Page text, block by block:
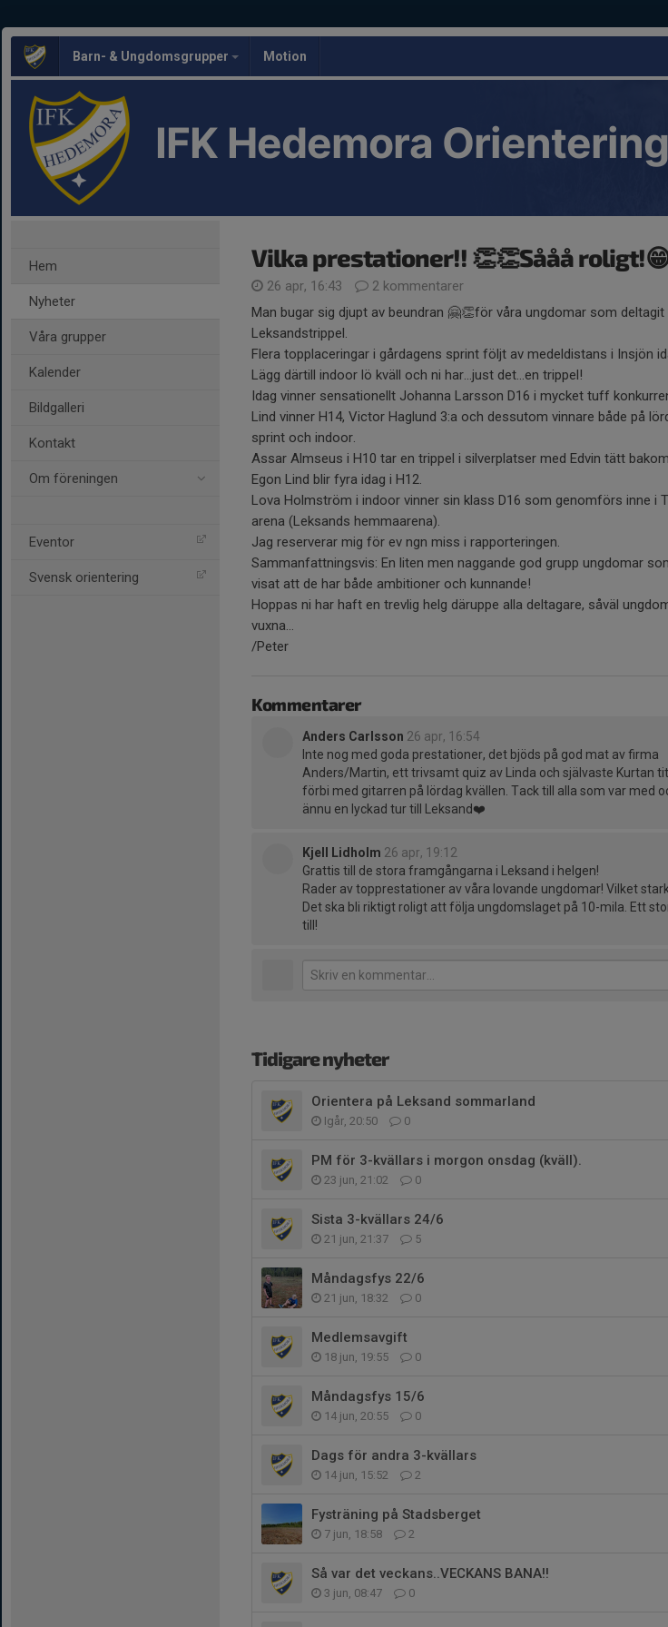
Barn- & Ungdomsgrupper Motion
IFK Hedemora
Hem
Nyheter
Våra grupper
Kalender
Bildgalleri
Kontakt
Om föreningen
Eventor
Svensk orientering
Vilka prestationer!! 👏👏Sååå
26 apr, 16:43
2 kommentarer
Man bugar sig djupt av beundran 🤗👏för våra ungdomar som deltagit
Leksandstrippel.
Flera topplaceringar i gårdagens sprint följt av medeldistans i Insjön
Lägg därtill indoor lö kväll och ni har…just det…en trippel!
Idag vinner sensationellt Johanna Larsson D16 i mycket tuff
Lind vinner H14, Victor Haglund 3:a och dessutom vinnare både på
sprint och indoor.
Assar Almseus i H10 tar en trippel i silverplatser med Edvin tätt
Egon Lind blir fyra idag i H12.
Lova Holmström i indoor vinner sin klass D16 som genomförs inne i
arena (Leksands hemmaarena).
Jag reserverar mig för ev ngn miss i rapporteringen.
Sammanfattningsvis: En liten men naggande god grupp ungdomar
visat att de har både ambitioner och kunnande!
Hoppas ni har haft en trevlig helg däruppe alla deltagare, såväl
vuxna…
/Peter
Kommentarer
Anders Carlsson 26 apr, 16:54
Inte nog med goda prestationer, det bjöds på god mat av firma
Anders/Martin, ett trivsamt quiz av Linda och självaste Kurtan
förbi med gitarren på lördag kvällen. Tack till alla som var med
ännu en lyckad tur till Leksand❤️
Kjell Lidholm 26 apr, 19:12
Grattis till de stora framgångarna i Leksand i helgen!
Rader av topprestationer av våra lovande ungdomar! Vilket
Det ska bli riktigt roligt att följa ungdomslaget på 10-mila. Ett
till!
Tidigare nyheter
Orientera på Leksand sommarland
Igår, 20:50 0
PM för 3-kvällars i morgon onsdag (kväll).
23 jun, 21:02 0
Sista 3-kvällars 24/6
21 jun, 21:37 5
Måndagsfys 22/6
21 jun, 18:32 0
Medlemsavgift
18 jun, 19:55 0
Måndagsfys 15/6
14 jun, 20:55 0
Dags för andra 3-kvällars
14 jun, 15:52 2
Fysträning på Stadsberget
7 jun, 18:58 2
Så var det veckans..VECKANS BANA!!
3 jun, 08:47 0